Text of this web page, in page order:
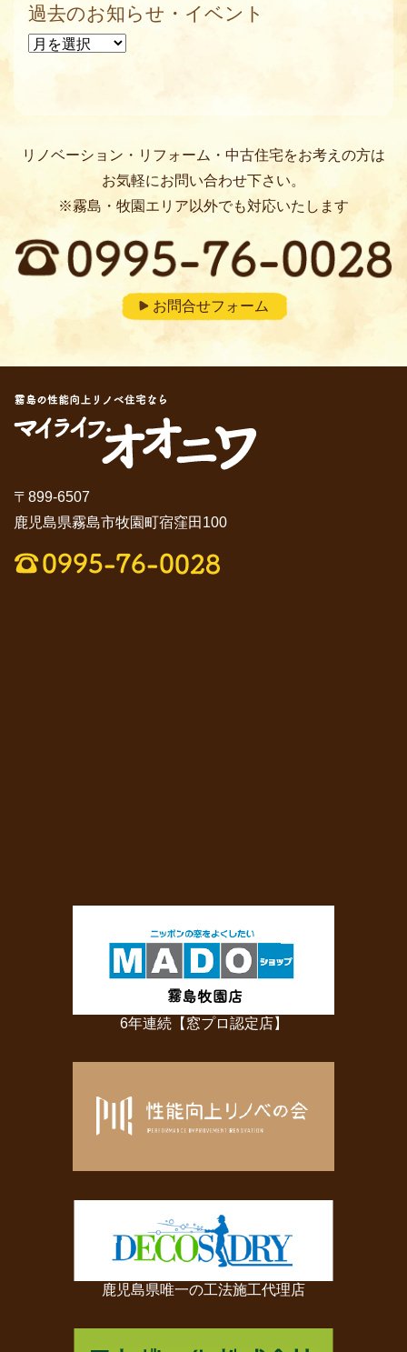
過去のお知らせ・イベント
過去のお知らせ・イベント
リノベーション・リフォーム・中古住宅をお考えの方は
お気軽にお問い合わせ下さい。
※霧島・牧園エリア以外でも対応いたします
お問合せフォーム
〒899-6507
鹿児島県霧島市牧園町宿窪田100
6年連続【窓プロ認定店】
鹿児島県唯一の工法施工代理店